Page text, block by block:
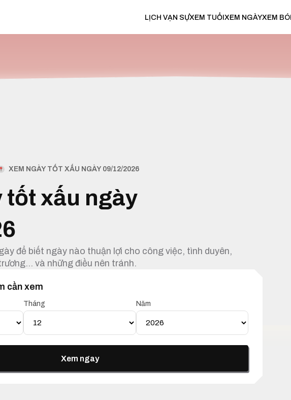
LỊCH VẠN SỰXEM TUỔI XEM NGÀYXEM
XEM NGÀY TỐT XẤU NGÀY 09/12/2026
tốt xấu ngày
để biết ngày nào thuận lợi cho công việc, tình duyên,
và những điều nên tránh.
cần xem
Tháng Năm
Xem ngay